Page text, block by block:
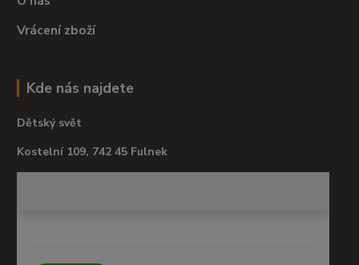
Vrácení zboží
Kde nás najdete
Dětský svět
Kostelní 109, 742 45 Fulnek